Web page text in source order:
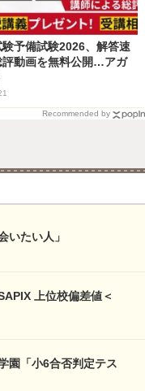
予備試験2026、解答速
評動画を無料公開…アガ
Recommended by
いたい人」
上位校偏差値＜
園「小6合否判定テス